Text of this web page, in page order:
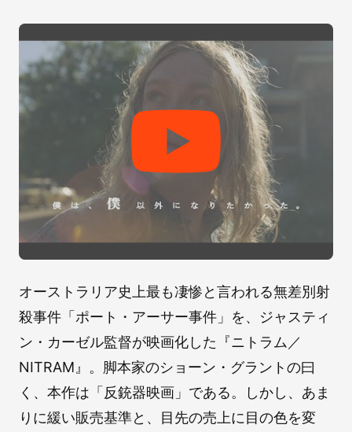
オーストラリア史上最も凄惨と言われる無差別射
殺事件「ポート・アーサー事件」を、ジャスティ
ン・カーゼル監督が映画化した『ニトラム／
NITRAM』。脚本家のショーン・グラントの曰
く、本作は「反銃器映画」である。しかし、あま
りに緩い販売基準と、目先の売上に目の色を変